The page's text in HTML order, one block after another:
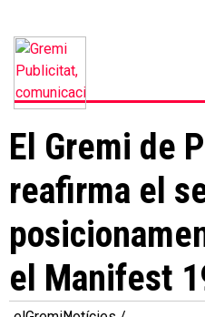
Inici
El Gremi de
reafirma el
el Manifest